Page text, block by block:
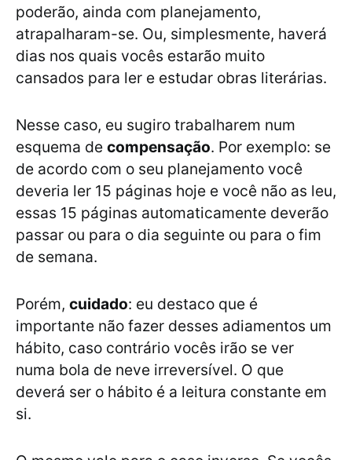
poderão, ainda com planejamento,
atrapalharam-se. Ou, simplesmente, haverá
dias nos quais vocês estarão muito
cansados para ler e estudar obras literárias.
Nesse caso, eu sugiro trabalharem num
esquema de compensação. Por exemplo: se
de acordo com o seu planejamento você
deveria ler 15 páginas hoje e você não as leu,
essas 15 páginas automaticamente deverão
passar ou para o dia seguinte ou para o fim
de semana.
Porém, cuidado: eu destaco que é
importante não fazer desses adiamentos um
hábito, caso contrário vocês irão se ver
numa bola de neve irreversível. O que
deverá ser o hábito é a leitura constante em
si.